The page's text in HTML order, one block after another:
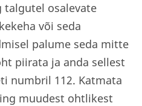
talgutel osalevate
või seda
palume seda mitte
piirata ja anda sellest
numbril 112. Katmata
muudest ohtlikest